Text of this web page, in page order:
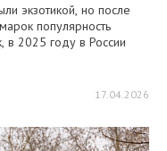
экзотикой, но после
популярность
в 2025 году в России
17.04.2026